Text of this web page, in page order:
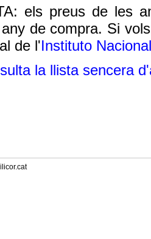
els preus de les
de compra. Si
de l'Instituto
la llista sencera